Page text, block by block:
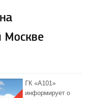
Москве
ГК «А101»
информирует о